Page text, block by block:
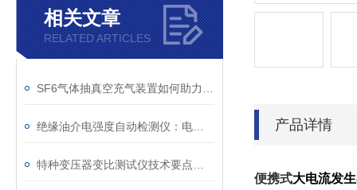
相关文章
RELATED ARTICLES
产品详情
便携式大电流发